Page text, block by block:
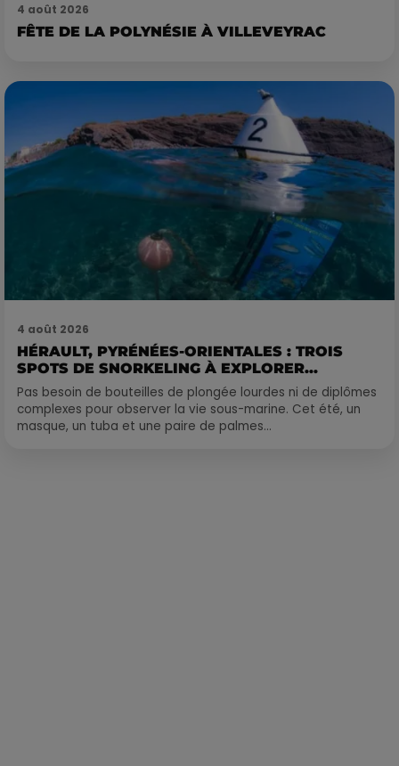
4 août 2026
FÊTE DE LA POLYNÉSIE À VILLEVEYRAC
4 août 2026
HÉRAULT, PYRÉNÉES-ORIENTALES : TROIS
SPOTS DE SNORKELING À EXPLORER...
Pas besoin de bouteilles de plongée lourdes ni de diplômes
complexes pour observer la vie sous-marine. Cet été, un
masque, un tuba et une paire de palmes...